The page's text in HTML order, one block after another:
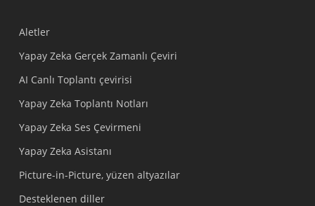
Aletler
Yapay Zeka Gerçek Zamanlı Çeviri
AI Canlı Toplantı çevirisi
Yapay Zeka Toplantı Notları
Yapay Zeka Ses Çevirmeni
Yapay Zeka Asistanı
Picture-in-Picture, yüzen altyazılar
Desteklenen diller